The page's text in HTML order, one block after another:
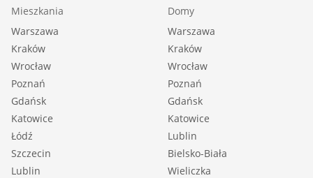
Mieszkania
Warszawa
Kraków
Wrocław
Poznań
Gdańsk
Katowice
Łódź
Szczecin
Lublin
Domy
Warszawa
Kraków
Wrocław
Poznań
Gdańsk
Katowice
Lublin
Bielsko-Biała
Wieliczka